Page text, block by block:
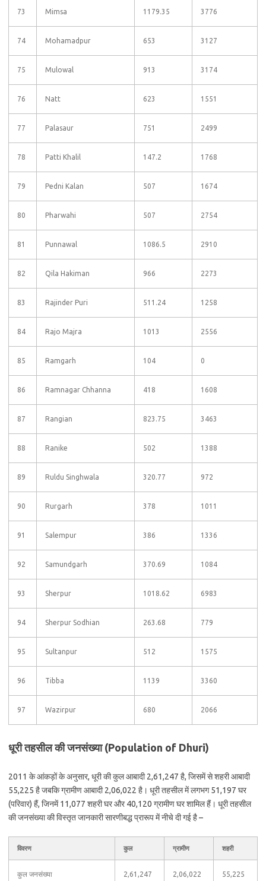
73 Mimsa 1179.35 3776
74 Mohamadpur 653 3127
75 Mulowal 913 3174
76 Natt 623 1551
77 Palasaur 751 2499
78 Patti Khalil 147.2 1768
79 Pedni Kalan 507 1674
80 Pharwahi 507 2754
81 Punnawal 1086.5 2910
82 Qila Hakiman 966 2273
83 Rajinder Puri 511.24 1258
84 Rajo Majra 1013 2556
85 Ramgarh 104 0
86 Ramnagar Chhanna 418 1608
87 Rangian 823.75 3463
88 Ranike 502 1388
89 Ruldu Singhwala 320.77 972
90 Rurgarh 378 1011
91 Salempur 386 1336
92 Samundgarh 370.69 1084
93 Sherpur 1018.62 6983
94 Sherpur Sodhian 263.68 779
95 Sultanpur 512 1575
96 Tibba 1139 3360
97 Wazirpur 680 2066
धूरी तहसील की जनसंख्या (Population of Dhuri)
2011 के आंकड़ों के अनुसार, धूरी की कुल आबादी 2,61,247 है, जिसमें से शहरी आबादी
55,225 है जबकि ग्रामीण आबादी 2,06,022 है। धूरी तहसील में लगभग 51,197 घर
(परिवार) हैं, जिनमें 11,077 शहरी घर और 40,120 ग्रामीण घर शामिल हैं। धूरी तहसील
की जनसंख्या की विस्तृत जानकारी सारणीबद्ध प्रारूप में नीचे दी गई है –
विवरण कुल ग्रामीण शहरी
कुल जनसंख्या 2,61,247 2,06,022 55,225